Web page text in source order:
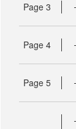
Page 3
Page 4
Page 5